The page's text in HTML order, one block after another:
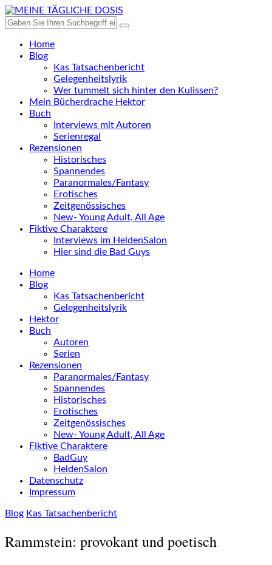
Home
Blog
Kas Tatsachenbericht
Gelegenheitslyrik
Wer tummelt sich hinter den Kulissen?
Mein Bücherdrache Hektor
Buch
Interviews mit Autoren
Serienregal
Rezensionen
Historisches
Spannendes
Paranormales/Fantasy
Erotisches
Zeitgenössisches
New- Young Adult, All Age
Fiktive Charaktere
Interviews im HeldenSalon
Hier sind die Bad Guys
Home
Blog
Kas Tatsachenbericht
Gelegenheitslyrik
Hektor
Buch
Autoren
Serien
Rezensionen
Paranormales/Fantasy
Spannendes
Historisches
Erotisches
Zeitgenössisches
New- Young Adult, All Age
Fiktive Charaktere
BadGuy
HeldenSalon
Datenschutz
Impressum
Blog Kas Tatsachenbericht
Rammstein: provokant und poetisch